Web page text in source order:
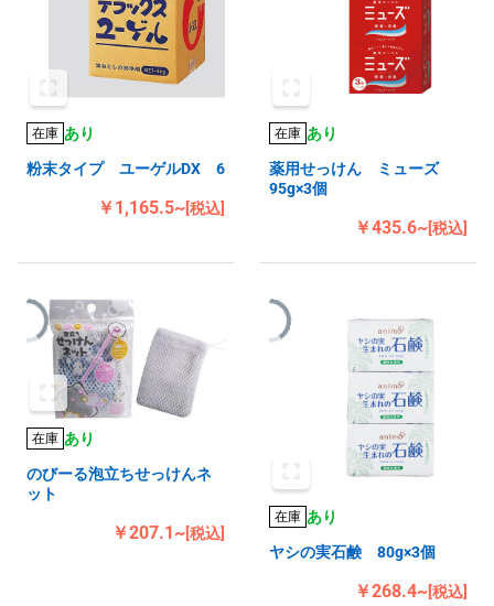
在庫 あり
粉末タイプ ユーゲルDX 6
￥1,165.5~[税込]
在庫 あり
薬用せっけん ミューズ
95g×3個
￥435.6~[税込]
在庫 あり
のびーる泡立ちせっけんネ
ット
￥207.1~[税込]
在庫 あり
ヤシの実石鹸 80g×3個
￥268.4~[税込]